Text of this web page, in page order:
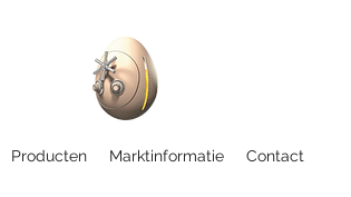
Producten Marktinformatie Contact